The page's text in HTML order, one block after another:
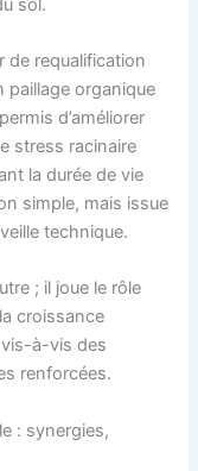
sol.
de requalification
paillage organique
d’améliorer
stress racinaire
la durée de vie
simple, mais issue
technique.
; il joue le rôle
croissance
à-vis des
renforcées.
: synergies,